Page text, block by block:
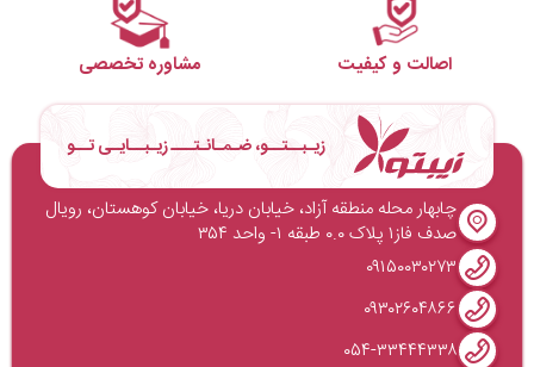
اصالت و کیفیت مشاوره تخصصی
زیـبــتــو، ضـمـانـتـــ زیـبــایـی تــو
چابهار محله منطقه آزاد، خیابان دریا، خیابان کوهستان، رویال
صدف فاز۱ پلاک ۰.۰ طبقه ۱- واحد ۳۵۴
۰۹۱۵۰۰۳۰۲۷۳
۰۹۳۰۲۶۰۴۸۶۶
۰۵۴-۳۳۴۴۴۳۳۸